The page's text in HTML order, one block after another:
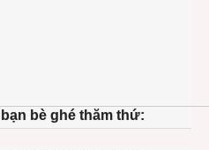
bè ghé thăm thứ: